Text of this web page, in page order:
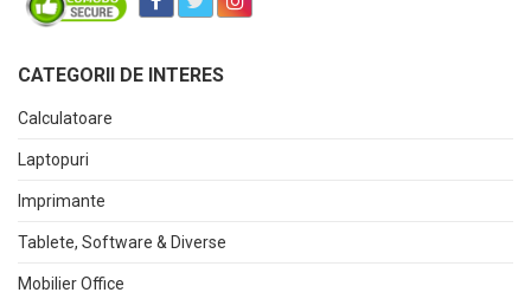
CATEGORII DE INTERES
Calculatoare
Laptopuri
Imprimante
Tablete, Software & Diverse
Mobilier Office